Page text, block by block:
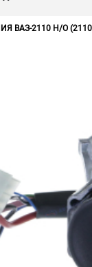
ВАЗ-2110 Н/О (2110-